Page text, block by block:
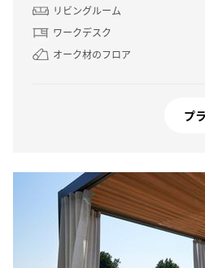
リビングルーム
ワークデスク
オーク材のフロア
プ